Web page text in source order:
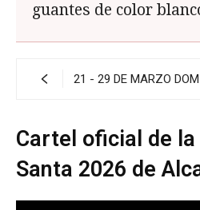
guantes de color
Cartel oficial de la
Santa 2026 de